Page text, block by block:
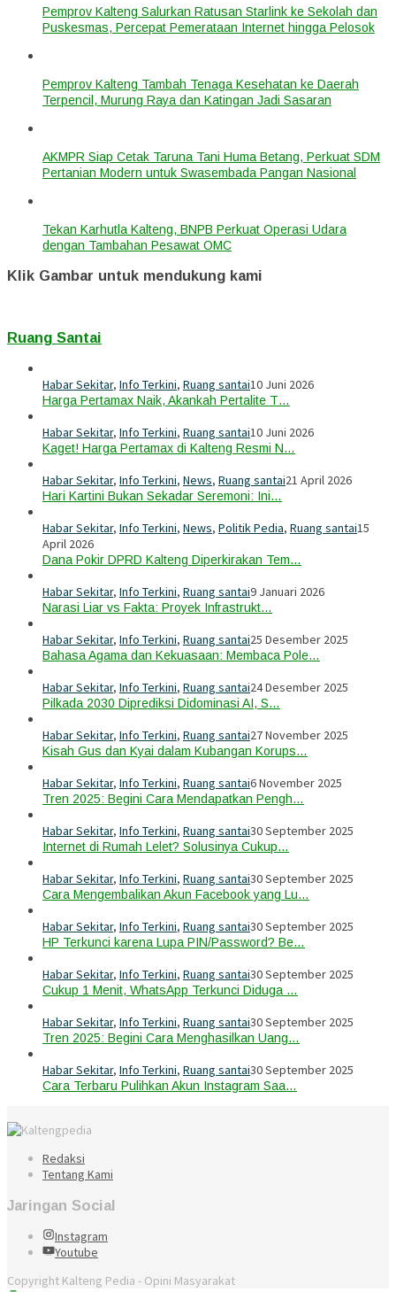
Pemprov Kalteng Salurkan Ratusan Starlink ke Sekolah dan
Puskesmas, Percepat Pemerataan Internet hingga Pelosok
Pemprov Kalteng Tambah Tenaga Kesehatan ke Daerah
Terpencil, Murung Raya dan Katingan Jadi Sasaran
AKMPR Siap Cetak Taruna Tani Huma Betang, Perkuat SDM
Pertanian Modern untuk Swasembada Pangan Nasional
Tekan Karhutla Kalteng, BNPB Perkuat Operasi Udara
dengan Tambahan Pesawat OMC
Klik Gambar untuk mendukung kami
Ruang Santai
Habar Sekitar, Info Terkini, Ruang santai10 Juni 2026
Harga Pertamax Naik, Akankah Pertalite T…
Habar Sekitar, Info Terkini, Ruang santai10 Juni 2026
Kaget! Harga Pertamax di Kalteng Resmi N…
Habar Sekitar, Info Terkini, News, Ruang santai21 April 2026
Hari Kartini Bukan Sekadar Seremoni: Ini…
Habar Sekitar, Info Terkini, News, Politik Pedia, Ruang santai15
April 2026
Dana Pokir DPRD Kalteng Diperkirakan Tem…
Habar Sekitar, Info Terkini, Ruang santai9 Januari 2026
Narasi Liar vs Fakta: Proyek Infrastrukt…
Habar Sekitar, Info Terkini, Ruang santai25 Desember 2025
Bahasa Agama dan Kekuasaan: Membaca Pole…
Habar Sekitar, Info Terkini, Ruang santai24 Desember 2025
Pilkada 2030 Diprediksi Didominasi AI, S…
Habar Sekitar, Info Terkini, Ruang santai27 November 2025
Kisah Gus dan Kyai dalam Kubangan Korups…
Habar Sekitar, Info Terkini, Ruang santai6 November 2025
Tren 2025: Begini Cara Mendapatkan Pengh…
Habar Sekitar, Info Terkini, Ruang santai30 September 2025
Internet di Rumah Lelet? Solusinya Cukup…
Habar Sekitar, Info Terkini, Ruang santai30 September 2025
Cara Mengembalikan Akun Facebook yang Lu…
Habar Sekitar, Info Terkini, Ruang santai30 September 2025
HP Terkunci karena Lupa PIN/Password? Be…
Habar Sekitar, Info Terkini, Ruang santai30 September 2025
Cukup 1 Menit, WhatsApp Terkunci Diduga …
Habar Sekitar, Info Terkini, Ruang santai30 September 2025
Tren 2025: Begini Cara Menghasilkan Uang…
Habar Sekitar, Info Terkini, Ruang santai30 September 2025
Cara Terbaru Pulihkan Akun Instagram Saa…
Redaksi
Tentang Kami
Jaringan Social
Instagram
Youtube
Copyright Kalteng Pedia - Opini Masyarakat